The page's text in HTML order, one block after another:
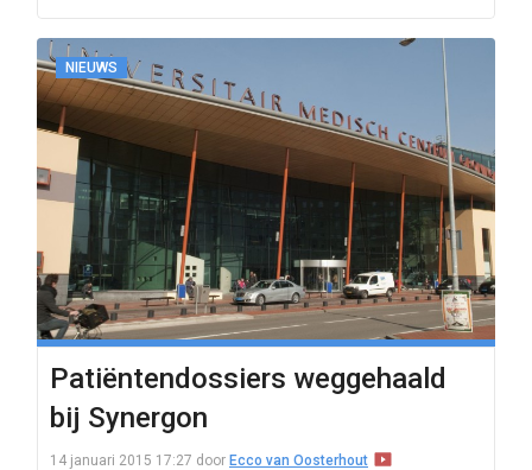
NIEUWS
Patiëntendossiers weggehaald
bij Synergon
14 januari 2015 17:27 door Ecco van Oosterhout